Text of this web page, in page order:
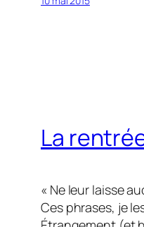
La
« Ne leur laisse
Ces phrases, je